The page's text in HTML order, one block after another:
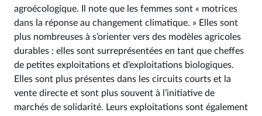
agroécologique. Il note que les femmes sont « motrices
dans la réponse au changement climatique. » Elles sont
plus nombreuses à s’orienter vers des modèles agricoles
durables : elles sont surreprésentées en tant que cheffes
de petites exploitations et d’exploitations biologiques.
Elles sont plus présentes dans les circuits courts et la
vente directe et sont plus souvent à l’initiative de
marchés de solidarité. Leurs exploitations sont également